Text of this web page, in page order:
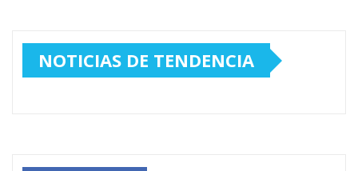
NOTICIAS DE TENDENCIA